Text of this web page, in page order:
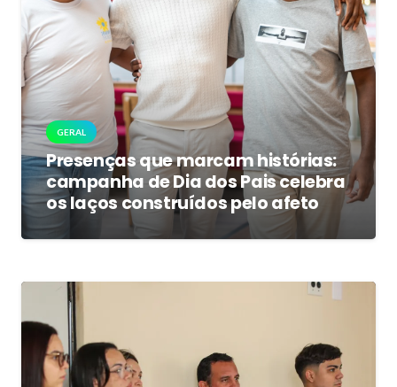
GERAL
Presenças que marcam histórias:
campanha de Dia dos Pais celebra
os laços construídos pelo afeto